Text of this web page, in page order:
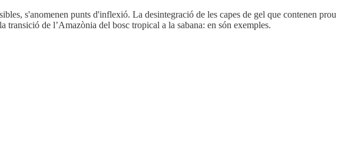
s'anomenen punts d'inflexió. La desintegració de les capes de gel que contenen prou
de l’Amazònia del bosc tropical a la sabana: en són exemples.